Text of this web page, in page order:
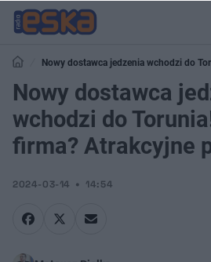
Nowy dostawca jedzenia wchodzi do
promocje
Nowy dostawca
wchodzi do
firma? Atrakcyjne
2024-03-14 14:54